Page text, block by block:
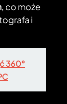
, co może
i
360°